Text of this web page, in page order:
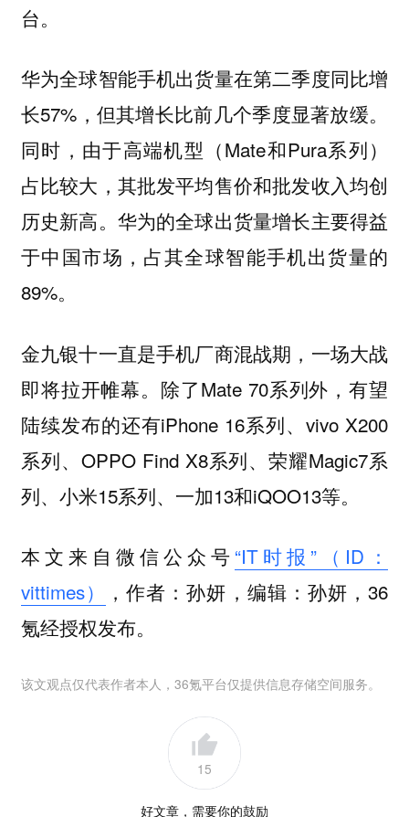
台。
华为全球智能手机出货量在第二季度同比增
长57%，但其增长比前几个季度显著放缓。
同时，由于高端机型（Mate和Pura系列）
占比较大，其批发平均售价和批发收入均创
历史新高。华为的全球出货量增长主要得益
于中国市场，占其全球智能手机出货量的
89%。
金九银十一直是手机厂商混战期，一场大战
即将拉开帷幕。除了Mate 70系列外，有望
陆续发布的还有iPhone 16系列、vivo X200
系列、OPPO Find X8系列、荣耀Magic7系
列、小米15系列、一加13和iQOO13等。
本文来自微信公众号 “IT时报”（ID：
vittimes）
，作者：孙妍，编辑：孙妍，36
氪经授权发布。
该文观点仅代表作者本人，36氪平台仅提供信息存储空间服务。
15
好文章，需要你的鼓励